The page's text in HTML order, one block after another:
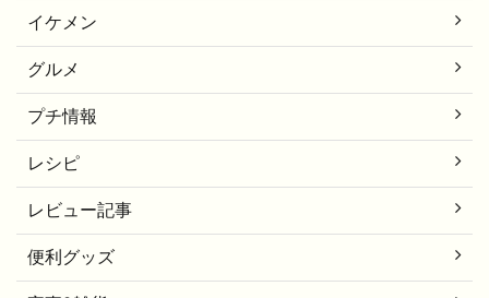
イケメン
グルメ
プチ情報
レシピ
レビュー記事
便利グッズ